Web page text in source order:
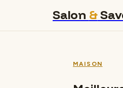
Salon &
MAISON